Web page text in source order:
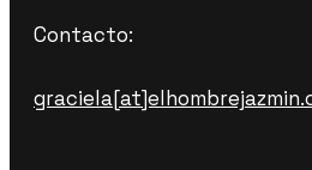
Contacto: